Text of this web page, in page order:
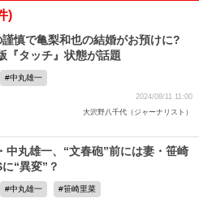
)
謹慎で亀梨和也の結婚がお預けに?
『タッチ』状態が話題
中丸雄一
2024/08/11 11:00
大沢野八千代（ジャーナリスト）
中丸雄一、“文春砲”前には妻・笹崎
“異変”？
中丸雄一 笹崎里菜